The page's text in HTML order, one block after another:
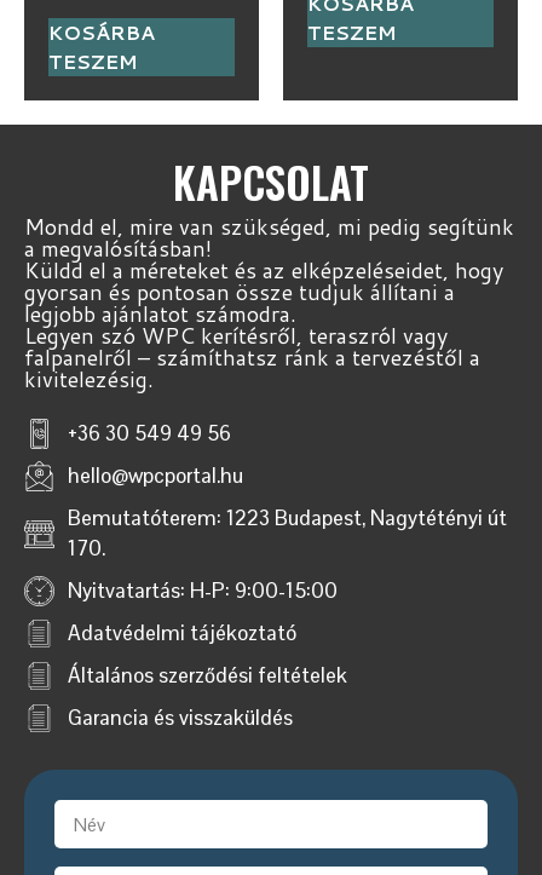
KOSÁRBA
TESZEM
TESZEM
KAPCSOLAT
Mondd el, mire van szükséged, mi pedig segítünk
a megvalósításban!
Küldd el a méreteket és az elképzeléseidet, hogy
gyorsan és pontosan össze tudjuk állítani a
legjobb ajánlatot számodra.
Legyen szó WPC kerítésről, teraszról vagy
falpanelről – számíthatsz ránk a tervezéstől a
kivitelezésig.
+36 30 549 49 56
hello@wpcportal.hu
Bemutatóterem: 1223 Budapest, Nagytétényi út
170.
Nyitvatartás: H-P: 9:00-15:00
Adatvédelmi tájékoztató
Általános szerződési feltételek
Garancia és visszaküldés